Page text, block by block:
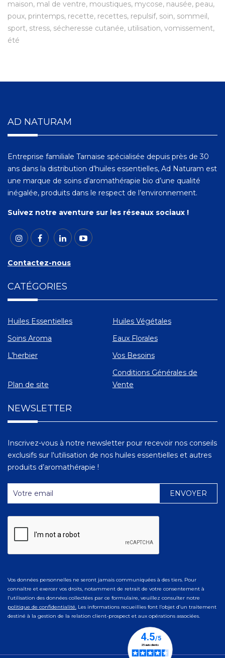
maison mal de ventre moustiques mycose nausée peau
poux printemps recette recettes repulsif soin sommeil
sport stress sécheresse cutanée utilisation vomissement
été
AD NATURAM
Entreprise familiale Tarnaise spécialisée depuis près de 30
ans dans la distribution d’huiles essentielles, Ad Naturam est
une marque de soins d’aromathérapie bio d’une qualité
inégalée, produits dans le respect de l’environnement.
Suivez notre aventure sur les réseaux sociaux !
Contactez-nous
CATÉGORIES
Huiles Essentielles
Huiles Végétales
Soins Aroma
Eaux Florales
L’herbier
Vos Besoins
Plan de site
Conditions Générales de
Vente
NEWSLETTER
Inscrivez-vous à notre newsletter pour recevoir nos conseils
exclusifs sur l'utilisation de nos huiles essentielles et autres
produits d’aromathérapie !
Vos données personnelles ne seront jamais communiquées à des tiers. Pour
connaître et exercer vos droits, notamment de retrait de votre consentement à
l’utilisation des données collectées par ce formulaire, veuillez consulter notre
politique de confidentialité. Les informations recueillies font l’objet d’un traitement
destiné à la gestion de la relation client-prospect et aux opérations associées.